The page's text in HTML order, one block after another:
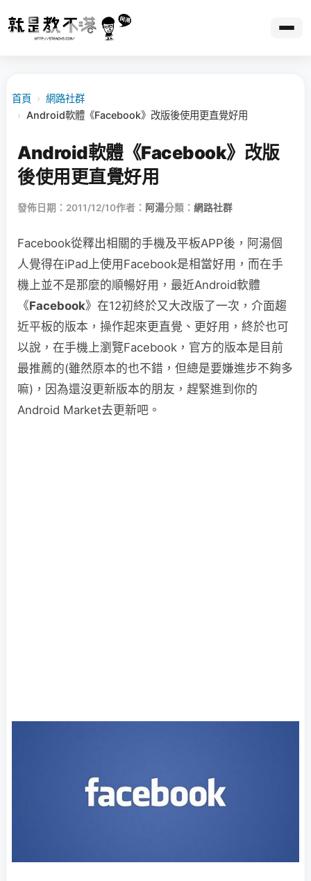
首頁 › 網路社群
› Android軟體《Facebook》改版後使用更直覺好用
Android軟體《Facebook》改版
後使用更直覺好用
發佈日期：2011/12/10作者： 阿湯分類： 網路社群
Facebook從釋出相關的手機及平板APP後，阿湯個
人覺得在iPad上使用Facebook是相當好用，而在手
機上並不是那麼的順暢好用，最近Android軟體
《Facebook》在12初終於又大改版了一次，介面趨
近平板的版本，操作起來更直覺、更好用，終於也可
以說，在手機上瀏覽Facebook，官方的版本是目前
最推薦的(雖然原本的也不錯，但總是要嫌進步不夠多
嘛)，因為還沒更新版本的朋友，趕緊進到你的
Android Market去更新吧。